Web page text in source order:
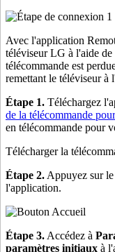
Avec l'application
téléviseur LG à l'aide
télécommande est
remettant le téléviseur à
Étape 1. Téléchargez
de la télécommande
en télécommande pour
Télécharger la
Étape 2. Appuyez sur
l'application.
Étape 3. Accédez à
paramètres initiaux à